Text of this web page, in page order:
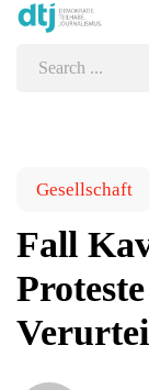
Gesellschaft
Fall